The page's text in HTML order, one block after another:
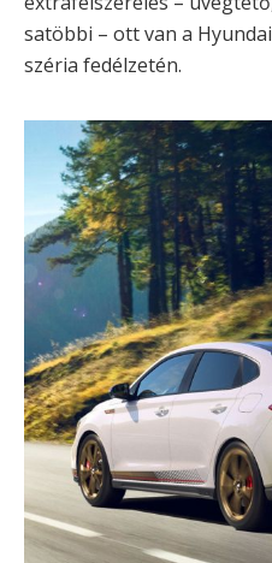
satöbbi – ott van a
széria fedélzetén.